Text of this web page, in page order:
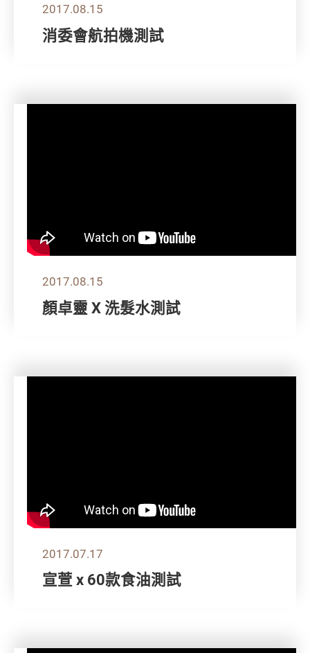
2017.08.15
消委會航拍機測試
2017.08.15
顏卓靈 X 洗髮水測試
2017.07.17
宣萱 x 60款食油測試